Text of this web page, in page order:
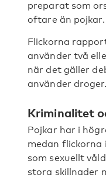
preparat som
oftare än pojkar.
Flickorna
använder två
när det gäller
använder droger.
Kriminalitet
Pojkar har i
medan flickorna
som sexuellt
stora skillnader